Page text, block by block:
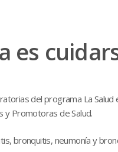
es
del programa La Salud
Promotoras de Salud.
bronquitis, neumonía y